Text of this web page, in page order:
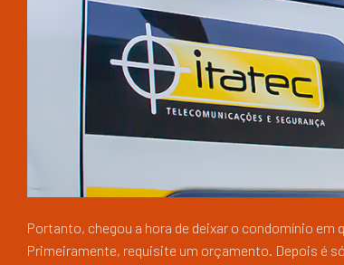
Portanto, chegou a hora de deixar o condomínio
Primeiramente, requisite um orçamento. Depois é